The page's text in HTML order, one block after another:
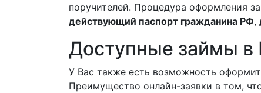
поручителей. Процедура оформления
действующий паспорт гражданина РФ,
Доступные займы в
У Вас также есть возможность
Преимущество онлайн-заявки в том,